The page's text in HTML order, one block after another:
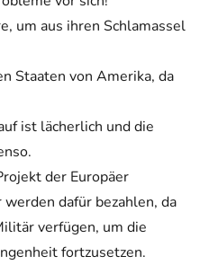
um aus ihren Schlamassel
Staaten von Amerika, da
ist lächerlich und die
der Europäer
dafür bezahlen, da
verfügen, um die
fortzusetzen.